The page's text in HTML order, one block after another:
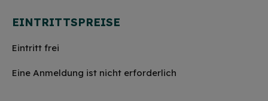
EINTRITTSPREISE
Eintritt frei
Eine Anmeldung ist nicht erforderlich